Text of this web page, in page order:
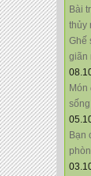
Bài
thủy
Ghế
giãn
Bạn